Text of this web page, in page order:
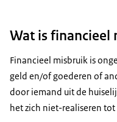
Wat is financieel
Financieel misbruik is
geld en/of goederen of
door iemand uit de
het zich niet-realiseren